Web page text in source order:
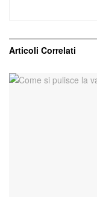
Articoli Correlati